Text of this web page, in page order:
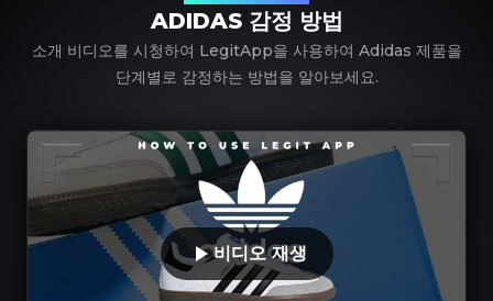
ADIDAS 감정 방법
소개 비디오를 시청하여 LegitApp을 사용하여 Adidas 제품을
단계별로 감정하는 방법을 알아보세요.
비디오 재생